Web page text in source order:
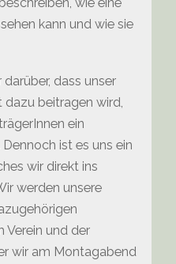
kann und wie sie
dass unser
beitragen wird,
ein
ist es uns ein
wir direkt ins
werden unsere
Verein und der
wir am Montagabend